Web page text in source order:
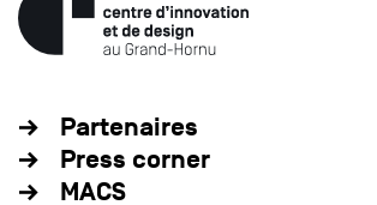
Partenaires
Press corner
MACS